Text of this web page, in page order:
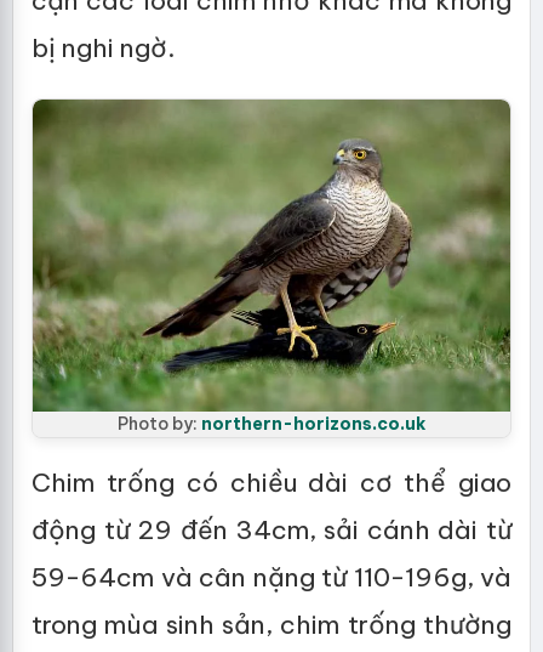
bị nghi ngờ.
Photo by: northern-horizons.co.uk
Chim trống có chiều dài cơ thể giao
động từ 29 đến 34cm, sải cánh dài từ
59-64cm và cân nặng từ 110-196g, và
trong mùa sinh sản, chim trống thường